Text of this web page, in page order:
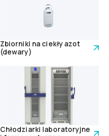
Zbiorniki na ciekły azot
(dewary)
Chłodziarki laboratoryjne